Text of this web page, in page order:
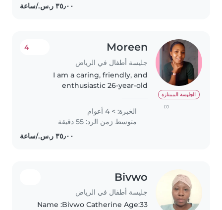
الجليسة الممتازة
(٢)
Moreen
جليسة أطفال في الرياض
4
I am a caring, friendly, and
enthusiastic 26-year-old
experience working with infacts
, toddlers and preschool-aged
kids .Although I don't have any
الخبرة: > 4 أعوام
متوسط زمن الرد: 55 دقيقة
Bivwo
جليسة أطفال في الرياض
Name :Bivwo Catherine Age:33